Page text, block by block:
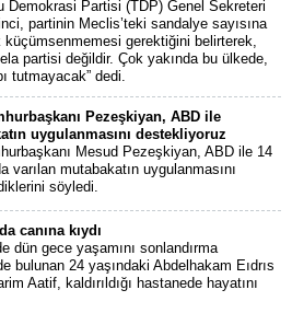
Demokrasi Partisi (TDP) Genel Sekreteri
partinin Meclis’teki sandalye sayısına
küçümsenmemesi gerektiğini belirterek,
partisi değildir. Çok yakında bu ülkede,
tutmayacak” dedi.
Pezeşkiyan, ABD ile
uygulanmasını destekliyoruz
Mesud Pezeşkiyan, ABD ile 14
varılan mutabakatın uygulanmasını
söyledi.
canına kıydı
dün gece yaşamını sonlandırma
bulunan 24 yaşındaki Abdelhakam Eıdrıs
Aatif, kaldırıldığı hastanede hayatını